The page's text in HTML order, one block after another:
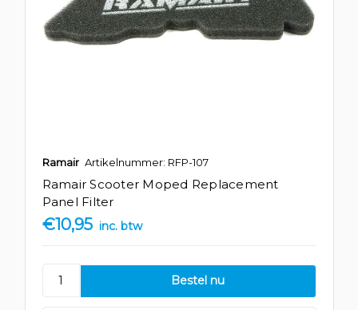
Ramair Artikelnummer: RFP-107
Ramair Scooter Moped Replacement
Panel Filter
€10,95 inc. btw